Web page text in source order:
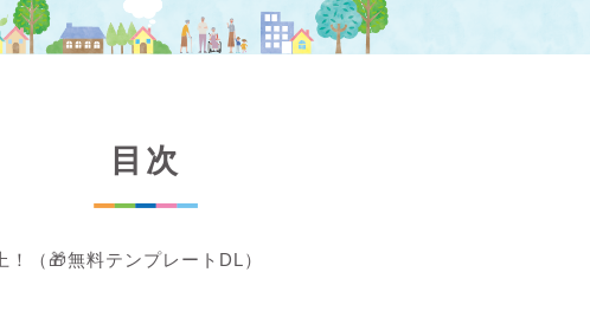
目次
（🎁無料テンプレートDL）